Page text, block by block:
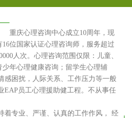
庆心理咨询中心成立10周年，现
16位国家认证心理咨询师，服务超过
人次。心理咨询范围仅限：儿童、
少年心理健康咨询；留学生心理辅
感困扰，人际关系、工作压力等一般
EAP员工心理援助健工程。不从事任
专业、严谨、认真的工作作风， 经